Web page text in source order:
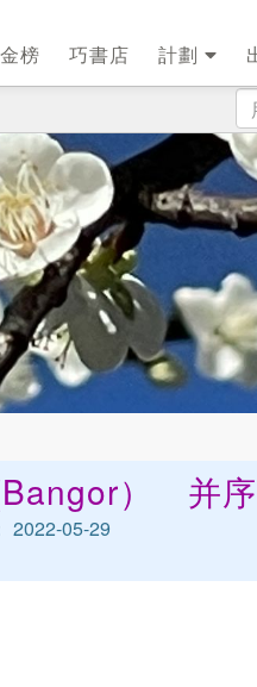
榜 巧書店 計劃
用
戶
號
碼
） 并序
2022-05-29